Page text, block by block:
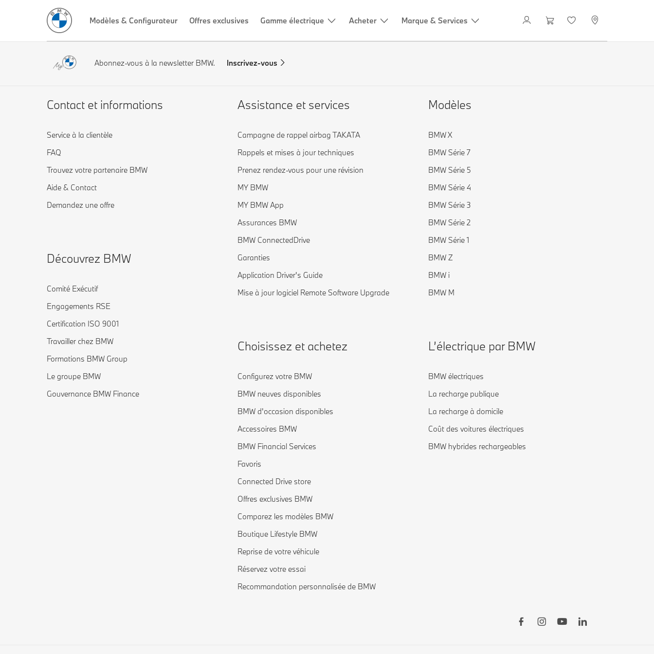
Modèles & Configurateur Offres exclusives Gamme électrique Acheter Marque & Services
Abonnez-vous à la newsletter BMW. Inscrivez-vous
Contact et informations
Service à la clientèle
FAQ
Trouvez votre partenaire BMW
Aide & Contact
Demandez une offre
Découvrez BMW
Comité Exécutif
Engagements RSE
Certification ISO 9001
Travailler chez BMW
Formations BMW Group
Le groupe BMW
Gouvernance BMW Finance
Assistance et services
Campagne de rappel airbag TAKATA
Rappels et mises à jour techniques
Prenez rendez-vous pour une révision
MY BMW
MY BMW App
Assurances BMW
BMW ConnectedDrive
Garanties
Application Driver's Guide
Mise à jour logiciel Remote Software Upgrade
Choisissez et achetez
Configurez votre BMW
BMW neuves disponibles
BMW d'occasion disponibles
Accessoires BMW
BMW Financial Services
Favoris
Connected Drive store
Offres exclusives BMW
Comparez les modèles BMW
Boutique Lifestyle BMW
Reprise de votre véhicule
Réservez votre essai
Recommandation personnalisée de BMW
Modèles
BMW X
BMW Série 7
BMW Série 5
BMW Série 4
BMW Série 3
BMW Série 2
BMW Série 1
BMW Z
BMW i
BMW M
L’électrique par BMW
BMW électriques
La recharge publique
La recharge à domicile
Coût des voitures électriques
BMW hybrides rechargeables